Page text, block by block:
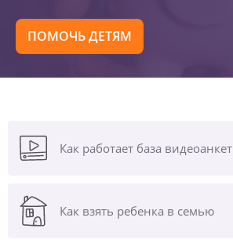
ПОМОЧЬ ДЕТЯМ
Как работает база видеоанкет
Как взять ребенка в семью